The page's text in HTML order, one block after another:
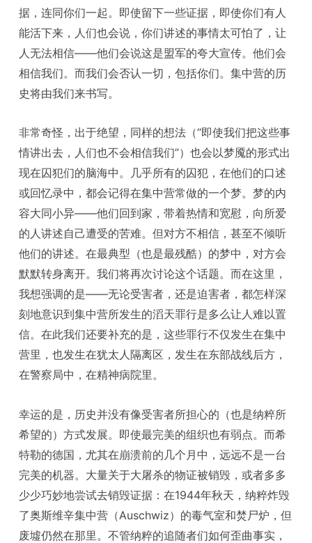
据，连同你们一起。即使留下一些证据，即使你们有人
能活下来，人们也会说，你们讲述的事情太可怕了，让
人无法相信——他们会说这是盟军的夸大宣传。他们会
相信我们。而我们会否认一切，包括你们。集中营的历
史将由我们来书写。
非常奇怪，出于绝望，同样的想法（“即使我们把这些事
情讲出去，人们也不会相信我们”）也会以梦魇的形式出
现在囚犯们的脑海中。几乎所有的囚犯，在他们的口述
或回忆录中，都会记得在集中营常做的一个梦。梦的内
容大同小异——他们回到家，带着热情和宽慰，向所爱
的人讲述自己遭受的苦难。但对方不相信，甚至不倾听
他们的讲述。在最典型（也是最残酷）的梦中，对方会
默默转身离开。我们将再次讨论这个话题。而在这里，
我想强调的是——无论受害者，还是迫害者，都怎样深
刻地意识到集中营所发生的滔天罪行是多么让人难以置
信。在此我们还要补充的是，这些罪行不仅发生在集中
营里，也发生在犹太人隔离区，发生在东部战线后方，
在警察局中，在精神病院里。
幸运的是，历史并没有像受害者所担心的（也是纳粹所
希望的）方式发展。即使最完美的组织也有弱点。而希
特勒的德国，尤其在崩溃前的几个月中，远远不是一台
完美的机器。大量关于大屠杀的物证被销毁，或者多多
少少巧妙地尝试去销毁证据：在1944年秋天，纳粹炸毁
了奥斯维辛集中营（Auschwiz）的毒气室和焚尸炉，但
废墟仍然在那里。不管纳粹的追随者们如何歪曲事实，